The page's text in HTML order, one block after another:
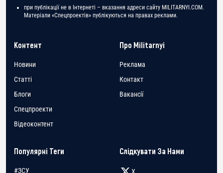
при публікації не в Інтернеті – вказання адреси сайту MILITARNYI.COM.
Матеріали «Спецпроектів» публікуються на правах реклами.
Контент
Новини
Статті
Блоги
Спецпроекти
Відеоконтент
Про Militarnyi
Реклама
Контакт
Вакансії
Популярні Теги
#ЗСУ
Слідкувати За Нами